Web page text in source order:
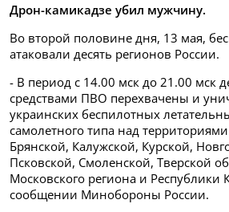
Дрон-камикадзе убил мужчину.
Во второй половине дня, 13 мая,
атаковали десять регионов России.
- В период с 14.00 мск до 21.00 мск
средствами ПВО перехвачены и
украинских беспилотных
самолетного типа над
Брянской, Калужской, Курской,
Псковской, Смоленской, Тверской
Московского региона и Республики
сообщении Минобороны России.